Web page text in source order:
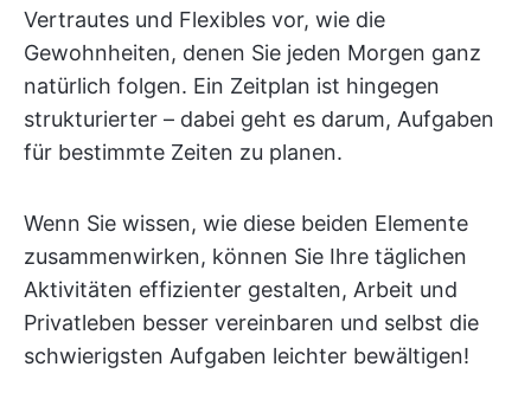
Vertrautes und Flexibles vor, wie die
Gewohnheiten, denen Sie jeden Morgen ganz
natürlich folgen. Ein Zeitplan ist hingegen
strukturierter – dabei geht es darum, Aufgaben
für bestimmte Zeiten zu planen.
Wenn Sie wissen, wie diese beiden Elemente
zusammenwirken, können Sie Ihre täglichen
Aktivitäten effizienter gestalten, Arbeit und
Privatleben besser vereinbaren und selbst die
schwierigsten Aufgaben leichter bewältigen!